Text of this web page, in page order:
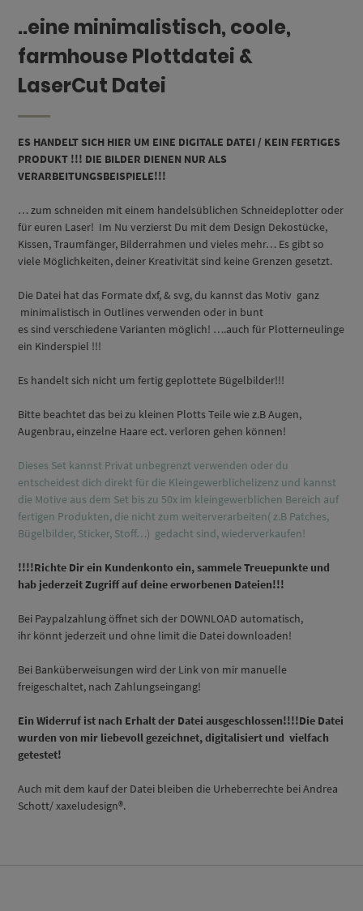
..eine minimalistisch, coole,
farmhouse Plottdatei &
LaserCut Datei
ES HANDELT SICH HIER UM EINE DIGITALE DATEI / KEIN FERTIGES
PRODUKT !!! DIE BILDER DIENEN NUR ALS
VERARBEITUNGSBEISPIELE!!!
… zum schneiden mit einem handelsüblichen Schneideplotter oder
für euren Laser! Im Nu verzierst Du mit dem Design Dekostücke,
Kissen, Traumfänger, Bilderrahmen und vieles mehr… Es gibt so
viele Möglichkeiten, deiner Kreativität sind keine Grenzen gesetzt.
Die Datei hat das Formate dxf, & svg, du kannst das Motiv ganz
minimalistisch in Outlines verwenden oder in bunt
es sind verschiedene Varianten möglich! ….auch für Plotterneulinge
ein Kinderspiel !!!
Es handelt sich nicht um fertig geplottete Bügelbilder!!!
Bitte beachtet das bei zu kleinen Plotts Teile wie z.B Augen,
Augenbrau, einzelne Haare ect. verloren gehen können!
Dieses Set kannst Privat unbegrenzt verwenden oder du
entscheidest dich direkt für die Kleingewerblichelizenz und kannst
die Motive aus dem Set bis zu 50x im kleingewerblichen Bereich auf
fertigen Produkten, die nicht zum weiterverarbeiten( z.B Patches,
Bügelbilder, Sticker, Stoff…) gedacht sind, wiederverkaufen!
!!!!Richte Dir ein Kundenkonto ein, sammele Treuepunkte und
hab jederzeit Zugriff auf deine erworbenen Dateien!!!
Bei Paypalzahlung öffnet sich der DOWNLOAD automatisch,
ihr könnt jederzeit und ohne limit die Datei downloaden!
Bei Banküberweisungen wird der Link von mir manuelle
freigeschaltet, nach Zahlungseingang!
Ein Widerruf ist nach Erhalt der Datei ausgeschlossen!!!!Die Datei
wurden von mir liebevoll gezeichnet, digitalisiert und vielfach
getestet!
Auch mit dem kauf der Datei bleiben die Urheberrechte bei Andrea
Schott/ xaxeludesign®.